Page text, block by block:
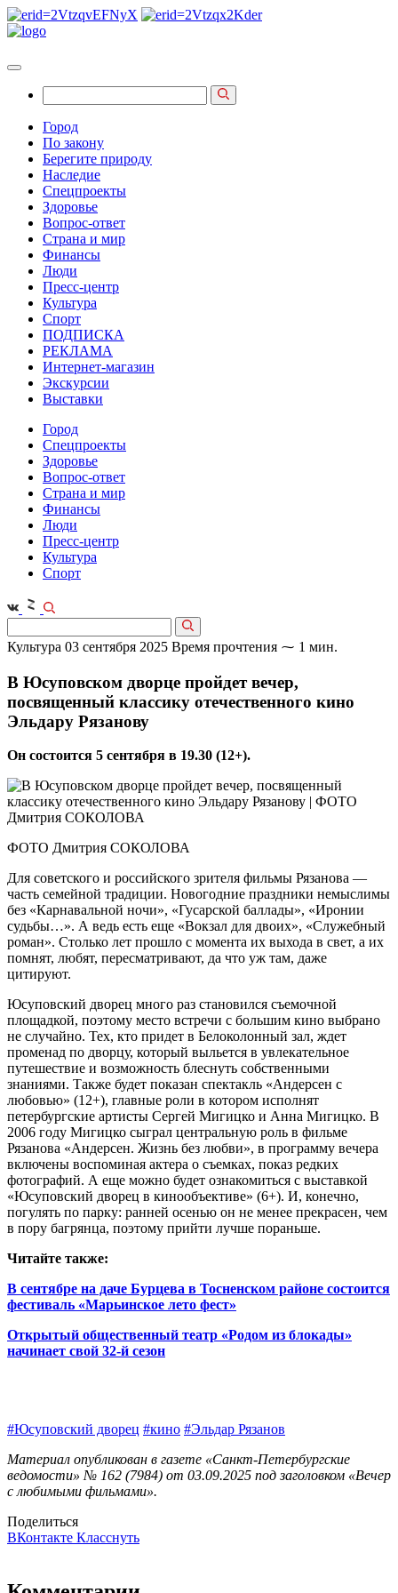
Город
По закону
Берегите природу
Наследие
Спецпроекты
Здоровье
Вопрос-ответ
Страна и мир
Финансы
Люди
Пресс-центр
Культура
Спорт
ПОДПИСКА
РЕКЛАМА
Интернет-магазин
Экскурсии
Выставки
Город
Спецпроекты
Здоровье
Вопрос-ответ
Страна и мир
Финансы
Люди
Пресс-центр
Культура
Спорт
Культура 03 сентября 2025 Время прочтения ⁓ 1 мин.
В Юсуповском дворце пройдет вечер,
посвященный классику отечественного кино
Эльдару Рязанову
Он состоится 5 сентября в 19.30 (12+).
ФОТО Дмитрия СОКОЛОВА
Для советского и российского зрителя фильмы Рязанова —
часть семейной традиции. Новогодние праздники немыслимы
без «Карнавальной ночи», «Гусарской баллады», «Иронии
судьбы…». А ведь есть еще «Вокзал для двоих», «Служебный
роман». Столько лет прошло с момента их выхода в свет, а их
помнят, любят, пересматривают, да что уж там, даже
цитируют.
Юсуповский дворец много раз становился съемочной
площадкой, поэтому место встречи с большим кино выбрано
не случайно. Тех, кто придет в Белоколонный зал, ждет
променад по дворцу, который выльется в увлекательное
путешествие и возможность блеснуть собственными
знаниями. Также будет показан спектакль «Андерсен с
любовью» (12+), главные роли в котором исполнят
петербургские артисты Сергей Мигицко и Анна Мигицко. В
2006 году Мигицко сыграл центральную роль в фильме
Рязанова «Андерсен. Жизнь без любви», в программу вечера
включены воспоминая актера о съемках, показ редких
фотографий. А еще можно будет ознакомиться с выставкой
«Юсуповский дворец в кинообъективе» (6+). И, конечно,
погулять по парку: ранней осенью он не менее прекрасен, чем
в пору багрянца, поэтому прийти лучше пораньше.
Читайте также:
В сентябре на даче Бурцева в Тосненском районе состоится
фестиваль «Марьинское лето фест»
Открытый общественный театр «Родом из блокады»
начинает свой 32‑й сезон
#Юсуповский дворец #кино #Эльдар Рязанов
Материал опубликован в газете «Санкт-Петербургские
ведомости» № 162 (7984) от 03.09.2025 под заголовком «Вечер
с любимыми фильмами».
Поделиться
ВКонтакте Класснуть